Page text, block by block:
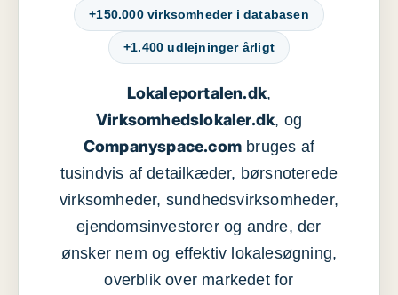
+150.000 virksomheder i databasen
+1.400 udlejninger årligt
Lokaleportalen.dk,
Virksomhedslokaler.dk, og
Companyspace.com bruges af
tusindvis af detailkæder, børsnoterede
virksomheder, sundhedsvirksomheder,
ejendomsinvestorer og andre, der
ønsker nem og effektiv lokalesøgning,
overblik over markedet for